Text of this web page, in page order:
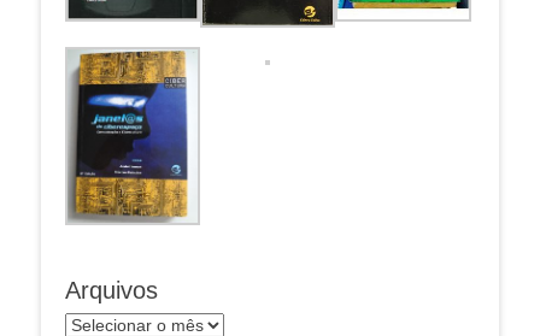
Arquivos
Arquivos